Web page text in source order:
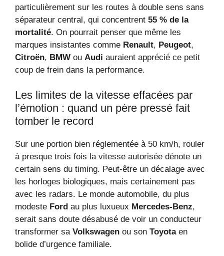
particulièrement sur les routes à double sens sans
séparateur central, qui concentrent 55 % de la
mortalité. On pourrait penser que même les
marques insistantes comme Renault, Peugeot,
Citroën, BMW ou Audi auraient apprécié ce petit
coup de frein dans la performance.
Les limites de la vitesse effacées par
l’émotion : quand un père pressé fait
tomber le record
Sur une portion bien réglementée à 50 km/h, rouler
à presque trois fois la vitesse autorisée dénote un
certain sens du timing. Peut-être un décalage avec
les horloges biologiques, mais certainement pas
avec les radars. Le monde automobile, du plus
modeste Ford au plus luxueux Mercedes-Benz,
serait sans doute désabusé de voir un conducteur
transformer sa Volkswagen ou son Toyotaen
bolide d’urgence familiale.